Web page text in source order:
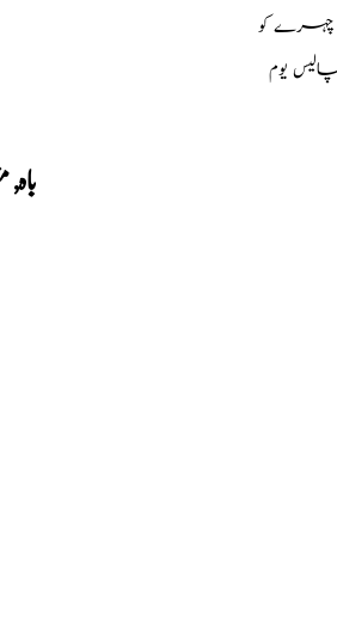
چہرے کو
یوم
باہ,